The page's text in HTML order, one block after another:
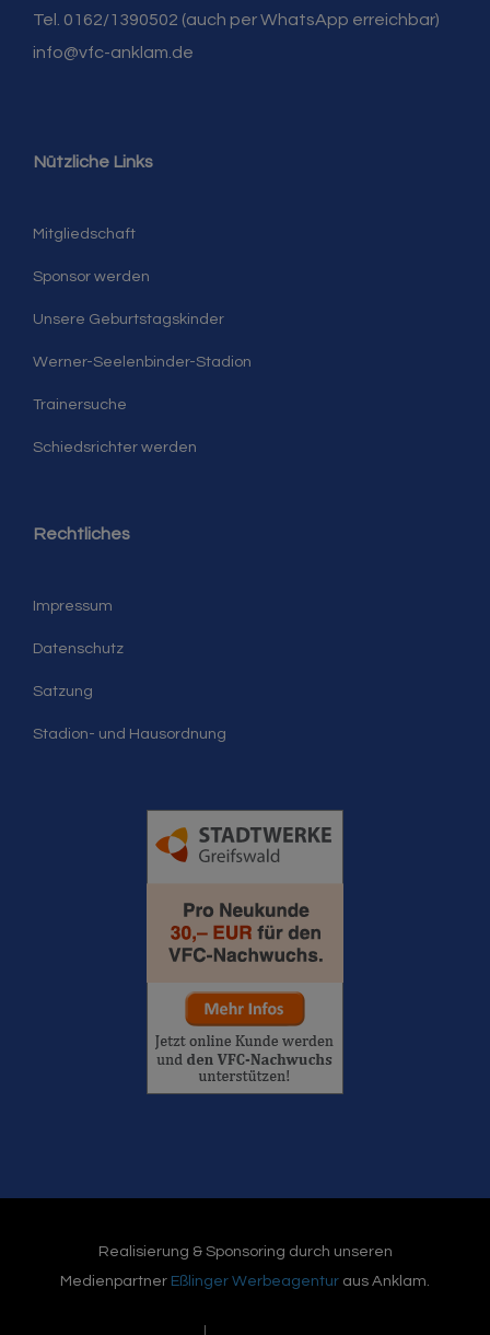
Tel. 0162/1390502 (auch per WhatsApp erreichbar)
info@vfc-anklam.de
Nützliche Links
Mitgliedschaft
Sponsor werden
Unsere Geburtstagskinder
Werner-Seelenbinder-Stadion
Trainersuche
Schiedsrichter werden
Rechtliches
Impressum
Datenschutz
Satzung
Stadion- und Hausordnung
Realisierung & Sponsoring durch unseren
Medienpartner Eßlinger Werbeagentur aus Anklam.